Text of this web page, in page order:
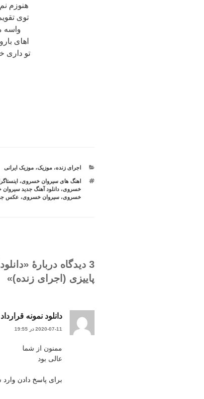
هنوزم
توی
واسه
اهای
تو داری
دسته‌ها
اجرای زنده،موزیک،موزیک ایرانی
برچسب‌ها
اهنگ های سیروان خسروی،
خسروی،دانلود آهنگ جدید
خسروی،سیروان خسروی، عکس
3 دیدگاه دربارهٔ
پاییزی (اجرای زنده)»
دانلود نمونه قرارداد
2020-07-11 در 19:55
ممنون از شما
عالی بود
برای پاسخ دادن وارد